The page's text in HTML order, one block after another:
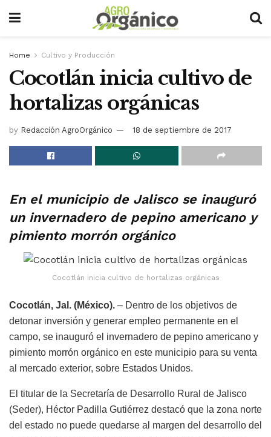
Home Cultivo y Producción
Cocotlán inicia cultivo de
hortalizas orgánicas
by Redacción AgroOrgánico 18 de septiembre de 2017
En el municipio de Jalisco se inauguró
un invernadero de pepino americano y
pimiento morrón orgánico
Cocotlán inicia cultivo de hortalizas orgánicas
Cocotlán, Jal. (México). – Dentro de los objetivos de
detonar inversión y generar empleo permanente en el
campo, se inauguró el invernadero de pepino americano y
pimiento morrón orgánico en este municipio para su venta
al mercado exterior, sobre Estados Unidos.
El titular de la Secretaría de Desarrollo Rural de Jalisco
(Seder), Héctor Padilla Gutiérrez destacó que la zona norte
del estado no puede quedarse al margen del desarrollo del